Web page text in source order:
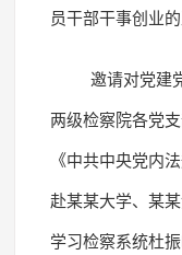
员干部干事创业的
邀请对党建
两级检察院各党
《中共中央党内
赴某某大学、某
学习检察系统杜